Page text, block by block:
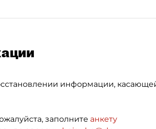
информации,
заполните анкету